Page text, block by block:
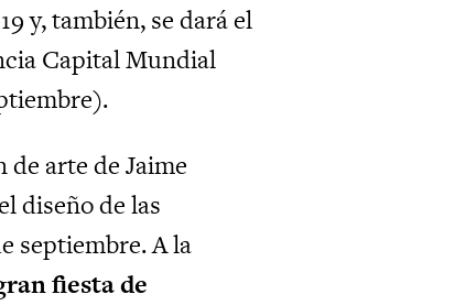
y, también, se dará el
Capital Mundial
arte de Jaime
diseño de las
septiembre. A la
fiesta de